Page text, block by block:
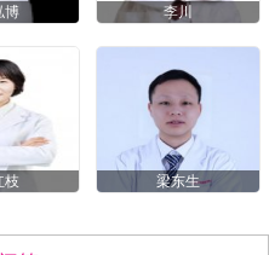
博 李川
枝 梁东生